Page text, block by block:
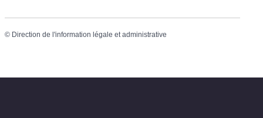
© Direction de l'information légale et administrative